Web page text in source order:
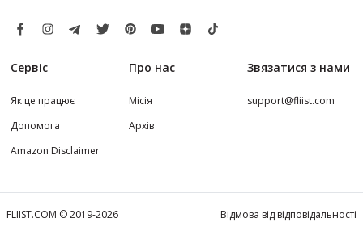
Сервіс
Як це працює
Допомога
Amazon Disclaimer
Про нас
Місія
Архів
Звязатися з нами
support@fliist.com
FLIIST.COM © 2019-2026
Відмова від відповідальності